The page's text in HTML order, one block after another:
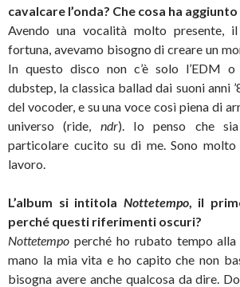
cavalcare l’onda? Che cosa ha
Avendo una vocalità molto presente,
fortuna, avevamo bisogno di creare un
In questo disco non c’è solo l’EDM o
dubstep, la classica ballad dai suoni anni
del vocoder, e su una voce così piena di
universo (ride, ndr). Io penso che
particolare cucito su di me. Sono
lavoro.
L’album si intitola Nottetempo, il
perché questi riferimenti oscuri?
Nottetempo perché ho rubato tempo
mano la mia vita e ho capito che non
bisogna avere anche qualcosa da dire.